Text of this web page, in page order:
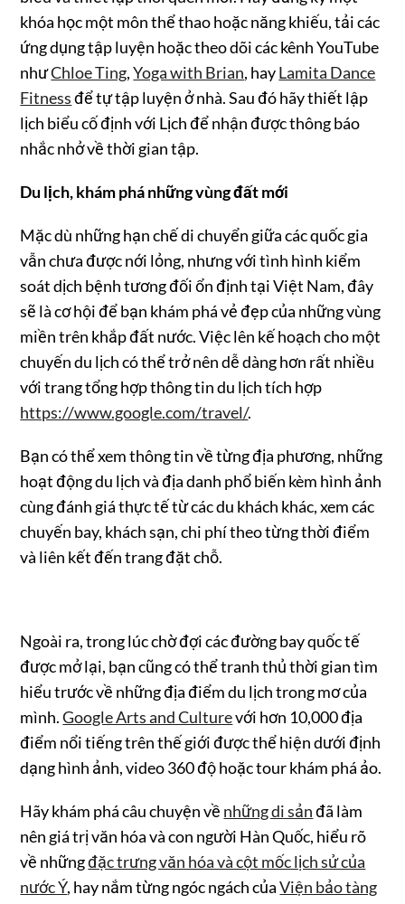
khóa học một môn thể thao hoặc năng khiếu, tải các
ứng dụng tập luyện hoặc theo dõi các kênh YouTube
nhưChloe Ting,Yoga with Brian, hayLamita Dance
Fitnessđể tự tập luyện ở nhà. Sau đó hãy thiết lập
lịch biểu cố định với Lịch để nhận được thông báo
nhắc nhở về thời gian tập.
Du lịch, khám phá những vùng đất mới
Mặc dù những hạn chế di chuyển giữa các quốc gia
vẫn chưa được nới lỏng, nhưng với tình hình kiểm
soát dịch bệnh tương đối ổn định tại Việt Nam, đây
sẽ là cơ hội để bạn khám phá vẻ đẹp của những vùng
miền trên khắp đất nước. Việc lên kế hoạch cho một
chuyến du lịch có thể trở nên dễ dàng hơn rất nhiều
với trang tổng hợp thông tin du lịch tích hợp
https://www.google.com/travel/.
Bạn có thể xem thông tin về từng địa phương, những
hoạt động du lịch và địa danh phổ biến kèm hình ảnh
cùng đánh giá thực tế từ các du khách khác, xem các
chuyến bay, khách sạn, chi phí theo từng thời điểm
và liên kết đến trang đặt chỗ.
Ngoài ra, trong lúc chờ đợi các đường bay quốc tế
được mở lại, bạn cũng có thể tranh thủ thời gian tìm
hiểu trước về những địa điểm du lịch trong mơ của
mình.Google Arts and Culturevới hơn 10,000 địa
điểm nổi tiếng trên thế giới được thể hiện dưới định
dạng hình ảnh, video 360 độ hoặc tour khám phá ảo.
Hãy khám phá câu chuyện về những di sảnđã làm
nên giá trị văn hóa và con người Hàn Quốc, hiểu rõ
về nhữngđặc trưng văn hóa và cột mốc lịch sử của
nước Ý, hay nắm từng ngóc ngách củaViện bảo tàng